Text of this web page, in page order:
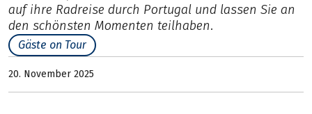
auf ihre Radreise durch Portugal und lassen Sie an
den schönsten Momenten teilhaben.
Gäste on Tour
20. November 2025